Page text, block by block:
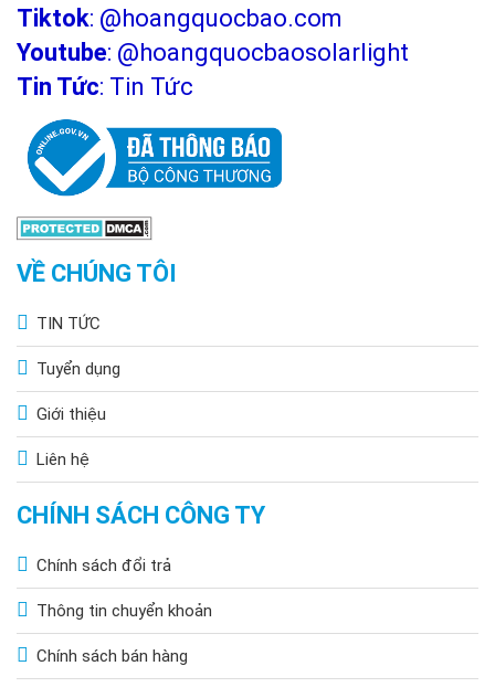
Tiktok: @hoangquocbao.com
Youtube: @hoangquocbaosolarlight
Tin Tức: Tin Tức
VỀ CHÚNG TÔI
TIN TỨC
Tuyển dụng
Giới thiệu
Liên hệ
CHÍNH SÁCH CÔNG TY
Chính sách đổi trả
Thông tin chuyển khoản
Chính sách bán hàng